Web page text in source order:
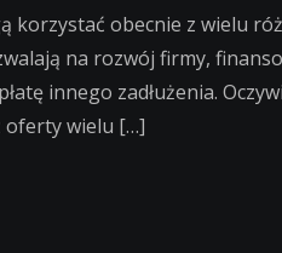
korzystać obecnie z wielu
na rozwój firmy,
innego zadłużenia.
oferty wielu […]